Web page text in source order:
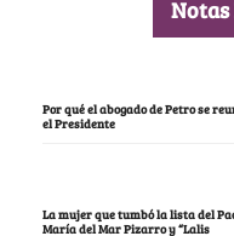
Notas
Por qué el abogado de Petro se
el Presidente
La mujer que tumbó la lista del
María del Mar Pizarro y “Lalis